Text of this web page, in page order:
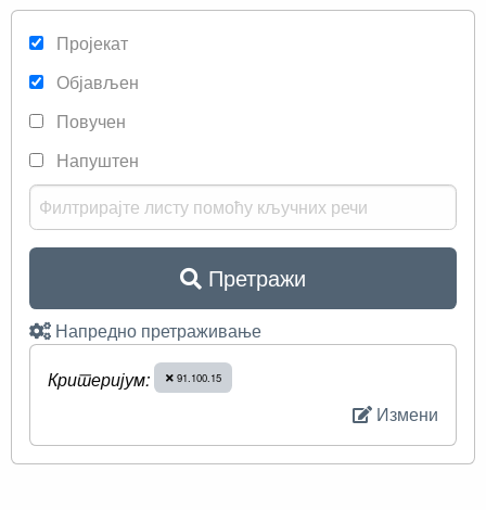
Пројекат
Објављен
Повучен
Напуштен
Претражи
Напредно претраживање
Критеријум:
91.100.15
Измени